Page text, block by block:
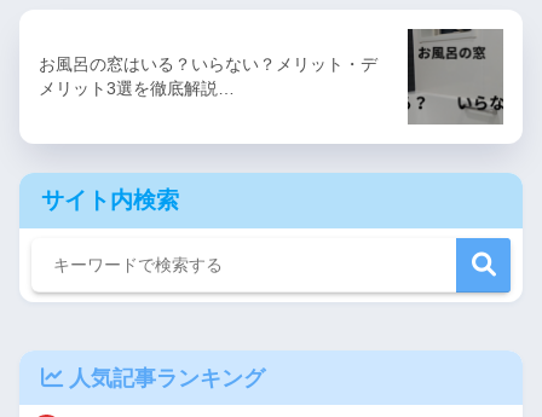
お風呂の窓はいる？いらない？メリット・デ
メリット3選を徹底解説…
サイト内検索
人気記事ランキング